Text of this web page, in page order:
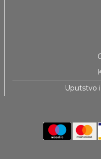
Uputstvo